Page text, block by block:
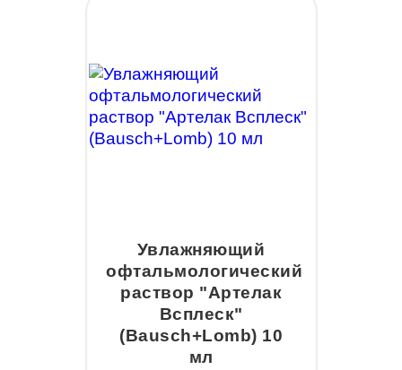
Увлажняющий
офтальмологический
раствор "Артелак
Всплеск"
(Bausch+Lomb) 10
мл